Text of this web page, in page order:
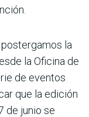
la
la Oficina de
de eventos
que la edición
de junio se